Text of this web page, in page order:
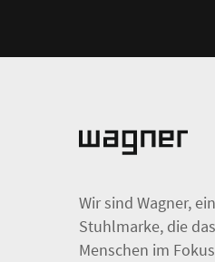
Wir sind Wagner,
Stuhlmarke, die
Menschen im